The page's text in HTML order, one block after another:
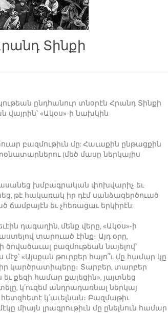
Տինքի
ընդհանուր տնօրէն Հրանդ Տինքի
«Ակօս»-ի նախկին
բազմութիւն մը: Հաւաքին ընթացքին
(մեծ մասը ներկայիս
խմբագրական փոխվարիչ եւ
թէ հակառակ իր դէմ սանձազերծուած
եւ չհեռացաւ երկիրէն:
դագաղին, մենք վերը, «Ակօս»-ի
տարուած էինք։ Այդ օրը,
բազմութեան նայելով՝
«Այսքան թուրքեր հայո՞ւ մը համար կը
կարծրատիպերը։ Տարբեր, տարբեր
քեզի համար քալեցին», յայտնեց
կ՛ուզեմ անդրադառնալ ներկայ
հետզհետէ կ՛աւելնան։ Բազմաթիւ
միայն լրագրութիւն մը ընելնուն համար